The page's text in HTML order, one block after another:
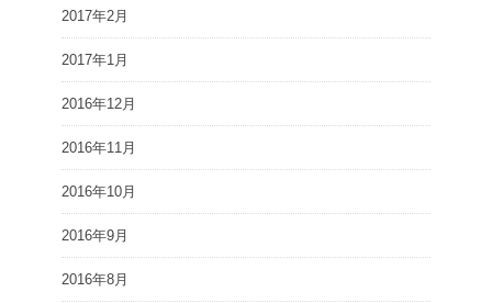
2017年2月
2017年1月
2016年12月
2016年11月
2016年10月
2016年9月
2016年8月